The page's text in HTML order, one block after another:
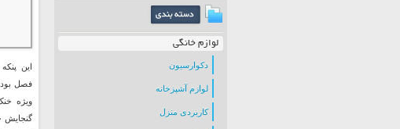
لوازم خانگی
دکوارسیون
لوازم آشپزخانه
کاربردی منزل
این
فصل
ویژه
گنجایش